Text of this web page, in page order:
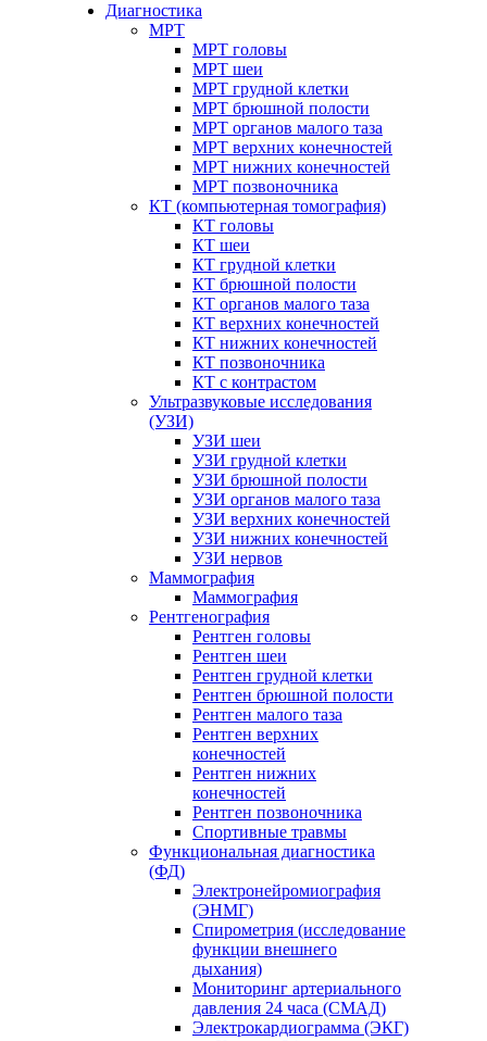
Диагностика
МРТ
МРТ головы
МРТ шеи
МРТ грудной клетки
МРТ брюшной полости
МРТ органов малого таза
МРТ верхних конечностей
МРТ нижних конечностей
МРТ позвоночника
КТ (компьютерная томография)
КТ головы
КТ шеи
КТ грудной клетки
КТ брюшной полости
КТ органов малого таза
КТ верхних конечностей
КТ нижних конечностей
КТ позвоночника
КТ с контрастом
Ультразвуковые исследования
(УЗИ)
УЗИ шеи
УЗИ грудной клетки
УЗИ брюшной полости
УЗИ органов малого таза
УЗИ верхних конечностей
УЗИ нижних конечностей
УЗИ нервов
Маммография
Маммография
Рентгенография
Рентген головы
Рентген шеи
Рентген грудной клетки
Рентген брюшной полости
Рентген малого таза
Рентген верхних
конечностей
Рентген нижних
конечностей
Рентген позвоночника
Спортивные травмы
Функциональная диагностика
(ФД)
Электронейромиография
(ЭНМГ)
Спирометрия (исследование
функции внешнего
дыхания)
Мониторинг артериального
давления 24 часа (СМАД)
Электрокардиограмма (ЭКГ)